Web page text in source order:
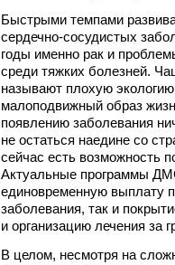
Быстрыми темпами
сердечно-сосудистых
годы именно рак и
среди тяжких болезней.
называют плохую
малоподвижный образ
появлению заболевания
не остаться наедине со
сейчас есть возможность
Актуальные программы
единовременную выплату
заболевания, так и
и организацию лечения за
В целом, несмотря на